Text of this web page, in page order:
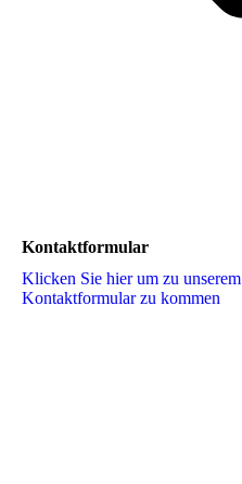
Kontaktformular
Klicken Sie hier um zu unserem
Kon­takt­for­mu­lar zu kommen